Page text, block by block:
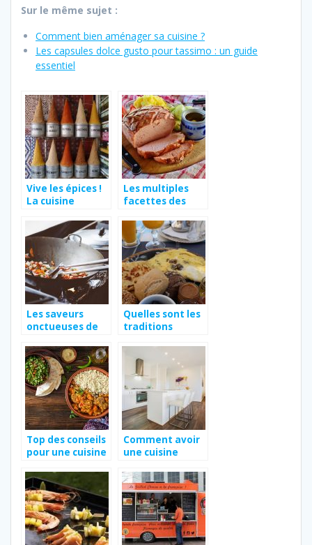
Sur le même sujet :
Comment bien aménager sa cuisine ?
Les capsules dolce gusto pour tassimo : un guide
essentiel
Vive les épices !
La cuisine
ses milles
couleurs
Les multiples
facettes des
terre.
Les saveurs
onctueuses de
Quelles sont les
traditions
Top des conseils
pour une cuisine
Comment avoir
une cuisine